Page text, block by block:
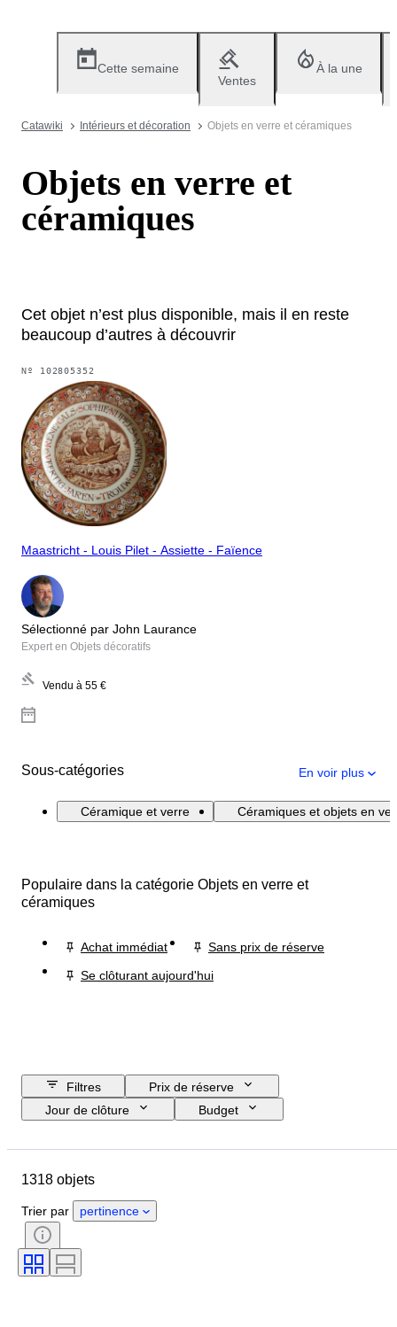
Cette semaine
Ventes
À la une
Catawiki Intérieurs et décoration Objets en verre et céramiques
Objets en verre et
céramiques
Cet objet n’est plus disponible, mais il en reste
beaucoup d’autres à découvrir
Nº 102805352
Maastricht - Louis Pilet - Assiette - Faïence
Sélectionné par John Laurance
Expert en Objets décoratifs
Vendu à 55 €
Sous-catégories En voir plus
Céramique et verre Céramiques et objets en
Populaire dans la catégorie Objets en verre et
céramiques
Achat immédiat
Sans prix de réserve
Se clôturant aujourd'hui
Filtres
Prix de réserve
Jour de clôture
Budget
Pays d’origine
Genre
État
Certificat
Style
Époque
1318 objets
Trier par pertinence